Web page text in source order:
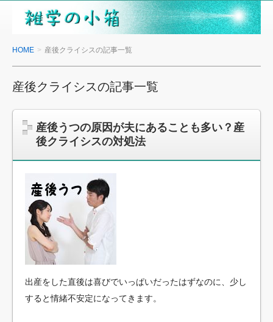
雑
の
小
箱
HOME 産後クライシスの記事一覧
産後クライシスの記事一覧
産後うつの原因が夫にあることも多い？産
後クライシスの対処法
出産をした直後は喜びでいっぱいだったはずなのに、少し
すると情緒不安定になってきます。